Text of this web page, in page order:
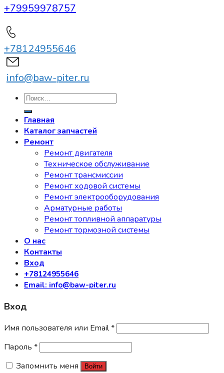
+79959978757
+78124955646
info@baw-piter.ru
Искать:
Главная
Каталог запчастей
Ремонт
Ремонт двигателя
Техническое обслуживание
Ремонт трансмиссии
Ремонт ходовой системы
Ремонт электрооборудования
Арматурные работы
Ремонт топливной аппаратуры
Ремонт тормозной системы
О нас
Контакты
Вход
+78124955646
Email: info@baw-piter.ru
Вход
Имя пользователя или Email*
Пароль *
Запомнить меня
Войти